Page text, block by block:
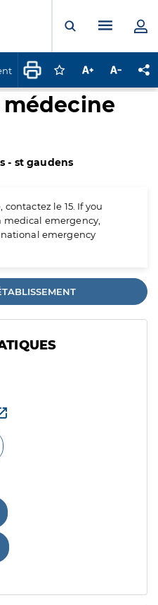
Ouvrir laMenu
Connectez-vous
Augmenter la
- st gaudens
le 15. If you
medical emergency,
emergency